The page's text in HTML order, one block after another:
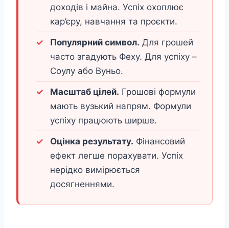
доходів і майна. Успіх охоплює
кар’єру, навчання та проєкти.
Популярний символ. Для грошей
часто згадують Феху. Для успіху –
Соулу або Вуньо.
Масштаб цілей. Грошові формули
мають вузький напрям. Формули
успіху працюють ширше.
Оцінка результату. Фінансовий
ефект легше порахувати. Успіх
нерідко вимірюється
досягненнями.